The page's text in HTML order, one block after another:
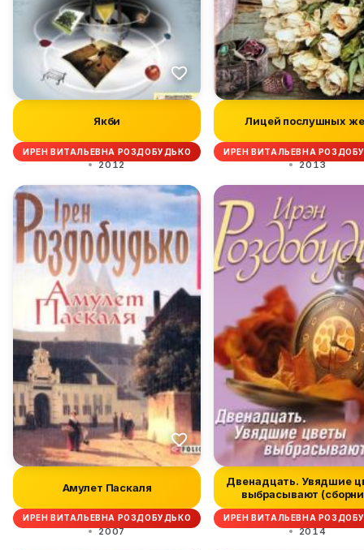
Якби
ИРЕН ВИТАЛЬЕВНА РОЗДОБУДЬКО
2012
Лицей послушных
ИРЕН ВИТАЛЬЕВНА
2013
Амулет Паскаля
ИРЕН ВИТАЛЬЕВНА РОЗДОБУДЬКО
2007
Двенадцать. Увядшие
выбрасывают
ИРЕН ВИТАЛЬЕВНА
2014